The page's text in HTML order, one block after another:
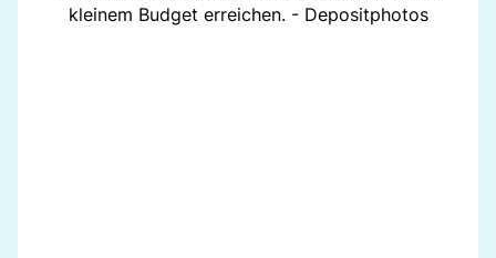
kleinem Budget erreichen. - Depositphotos